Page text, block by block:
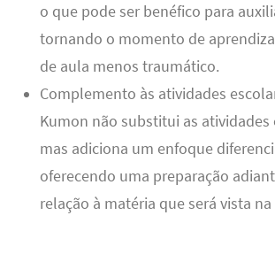
o que pode ser benéfico para
tornando o momento de
de aula menos traumático.
Complemento às atividades
Kumon não substitui as atividades
mas adiciona um enfoque
oferecendo uma preparação
relação à matéria que será vista na